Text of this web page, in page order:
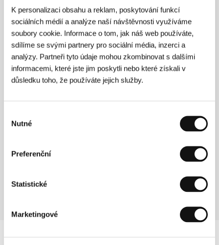
K personalizaci obsahu a reklam, poskytování funkcí
sociálních médií a analýze naší návštěvnosti využíváme
soubory cookie. Informace o tom, jak náš web používáte,
sdílíme se svými partnery pro sociální média, inzerci a
analýzy. Partneři tyto údaje mohou zkombinovat s dalšími
informacemi, které jste jim poskytli nebo které získali v
důsledku toho, že používáte jejich služby.
souhlasu
Nutné
Preferenční
Statistické
Marketingové
Rózsovy písně
(A Rózsa énekei)
Režie: Andor Szilágyi / Maďarsko, Itálie, 2003, 98 min
Sekce:Hlavní soutěž
Růže z Andalusie
(La Chatte Andalouse)
Režie: Virgil Widrich / Rakousko, Lucembursko, 2003,